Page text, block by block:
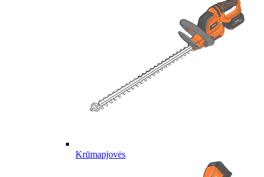
Krūmapjovės